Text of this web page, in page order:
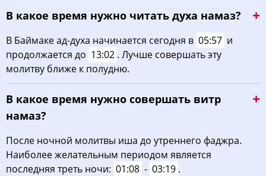
В какое время нужно читать духа намаз?
В Баймаке ад-духа начинается сегодня в 05:57 и
продолжается до 13:02 . Лучше совершать эту
молитву ближе к полудню.
В какое время нужно совершать витр
намаз?
После ночной молитвы иша до утреннего фаджра.
Наиболее желательным периодом является
последняя треть ночи: 01:08 - 03:19 .